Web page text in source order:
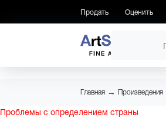
Продать Оценить
Главная → Произведения
Проблемы с определением страны